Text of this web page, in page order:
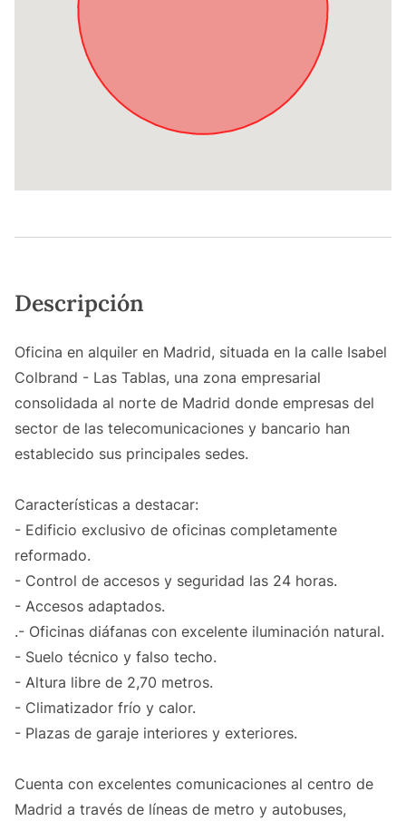
Descripción
Oficina en alquiler en Madrid, situada en la calle Isabel
Colbrand - Las Tablas, una zona empresarial
consolidada al norte de Madrid donde empresas del
sector de las telecomunicaciones y bancario han
establecido sus principales sedes.
Características a destacar:
- Edificio exclusivo de oficinas completamente
reformado.
- Control de accesos y seguridad las 24 horas.
- Accesos adaptados.
.- Oficinas diáfanas con excelente iluminación natural.
- Suelo técnico y falso techo.
- Altura libre de 2,70 metros.
- Climatizador frío y calor.
- Plazas de garaje interiores y exteriores.
Cuenta con excelentes comunicaciones al centro de
Madrid a través de líneas de metro y autobuses,